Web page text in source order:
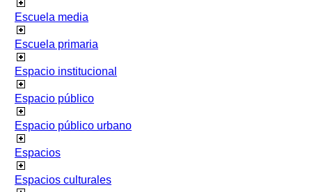
Escuela media
Escuela primaria
Espacio institucional
Espacio público
Espacio público urbano
Espacios
Espacios culturales